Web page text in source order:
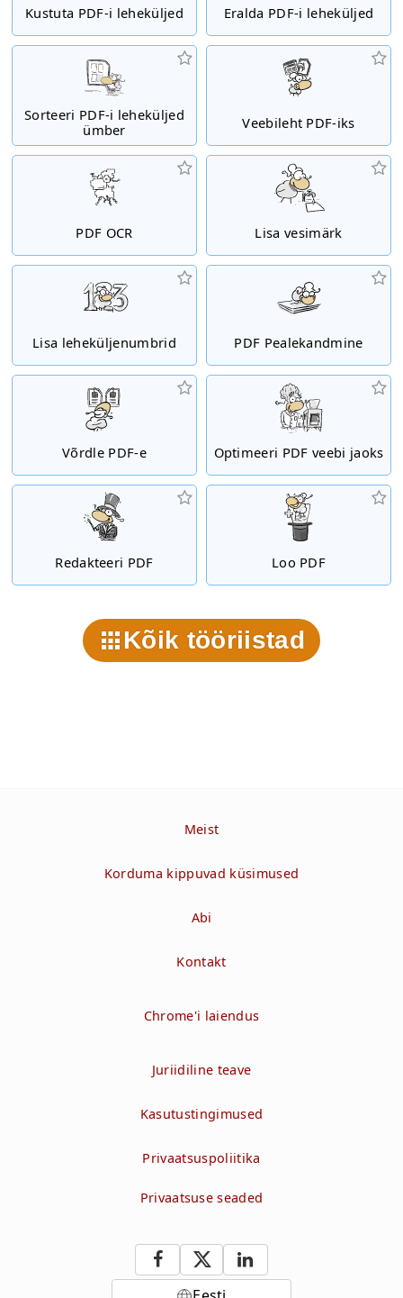
Kustuta PDF-i leheküljed Eralda PDF-i leheküljed
Sorteeri PDF-i leheküljed
ümber
Veebileht PDF-iks
PDF OCR Lisa vesimärk
Lisa leheküljenumbrid PDF Pealekandmine
Võrdle PDF-e Optimeeri PDF veebi jaoks
Redakteeri PDF Loo PDF
Kõik tööriistad
Meist
Korduma kippuvad küsimused
Abi
Kontakt
Chrome'i laiendus
Juriidiline teave
Kasutustingimused
Privaatsuspoliitika
Privaatsuse seaded